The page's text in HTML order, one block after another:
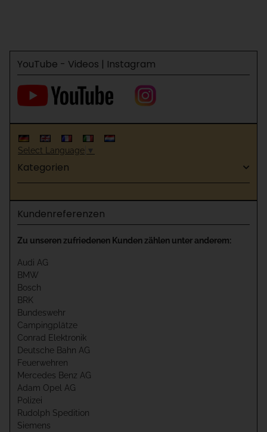
YouTube - Videos | Instagram
Select Language ▼
Kategorien
Kundenreferenzen
Zu unseren zufriedenen Kunden zählen unter anderem:
Audi AG
BMW
Bosch
BRK
Bundeswehr
Campingplätze
Conrad Elektronik
Deutsche Bahn AG
Feuerwehren
Mercedes Benz AG
Adam Opel AG
Polizei
Rudolph Spedition
Siemens